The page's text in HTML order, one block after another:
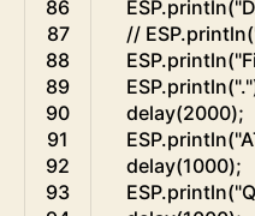
86
87
88
89
90
91
92
93
ESP.println(
//
ESP.println(
ESP.println("."
delay(2000);
ESP.println(
delay(1000);
ESP.println(